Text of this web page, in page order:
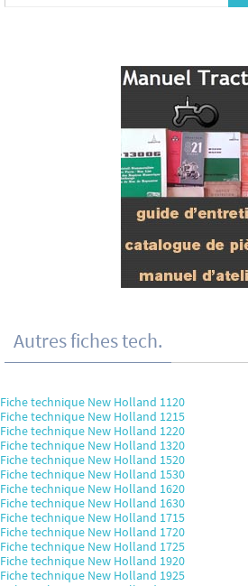
Autres fiches tech.
Fiche technique New Holland 1120
Fiche technique New Holland 1215
Fiche technique New Holland 1220
Fiche technique New Holland 1320
Fiche technique New Holland 1520
Fiche technique New Holland 1530
Fiche technique New Holland 1620
Fiche technique New Holland 1630
Fiche technique New Holland 1715
Fiche technique New Holland 1720
Fiche technique New Holland 1725
Fiche technique New Holland 1920
Fiche technique New Holland 1925